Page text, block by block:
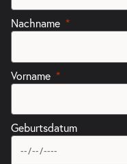
Nachname
Vorname
Geburtsdatum